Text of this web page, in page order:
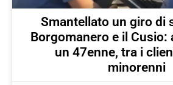
Smantellato un giro di
Borgomanero e il Cusio:
un 47enne, tra i
minorenni